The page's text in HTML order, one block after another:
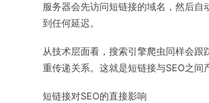
服务器会先访问短链接的域名，然后
到任何延迟。
从技术层面看，搜索引擎爬虫同样会
重传递关系。这就是短链接与SEO之间
短链接对SEO的直接影响